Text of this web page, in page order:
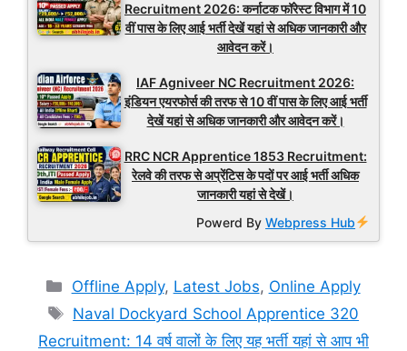
Recruitment 2026: कर्नाटक फॉरेस्ट विभाग में 10
वीं पास के लिए आई भर्ती देखें यहां से अधिक जानकारी और
आवेदन करें।
IAF Agniveer NC Recruitment 2026:
इंडियन एयरफोर्स की तरफ से 10 वीं पास के लिए आई भर्ती
देखें यहां से अधिक जानकारी और आवेदन करें।
RRC NCR Apprentice 1853 Recruitment:
रेलवे की तरफ से अप्रेंटिस के पदों पर आई भर्ती अधिक
जानकारी यहां से देखें।
Powerd ByWebpress Hub
Categories
Offline Apply, Latest Jobs, Online Apply
Tags
Naval Dockyard School Apprentice 320
Recruitment: 14 वर्ष वालों के लिए यह भर्ती यहां से आप भी